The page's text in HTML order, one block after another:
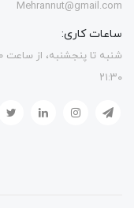
Mehrannut@gmail.com
ساعات کاری:
۲۱:۳۰